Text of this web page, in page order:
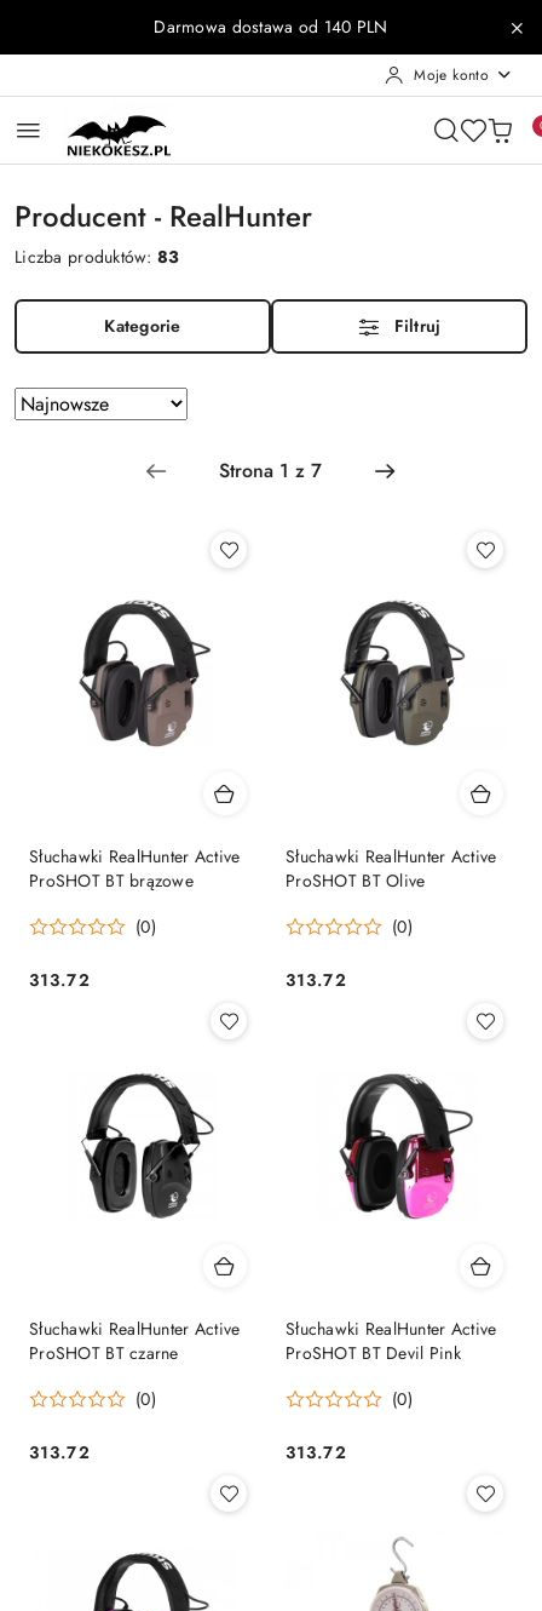
Przejdź do treści głównej
Przejdź do wyszukiwarki
Przejdź do moje konto
Przejdź do menu głównego
Przejdź do stopkiDarmowa dostawa od 140 PLN
Moje konto
Producent - RealHunter
Liczba produktów:83
Kategorie Filtruj
Zastosowano
sortowanie:
Sortuj
według
Słuchawki RealHunter Active
ProSHOT BT brązowe
(0)
Cena:
313.72
Słuchawki RealHunter Active
ProSHOT BT Olive
(0)
Cena:
313.72
Słuchawki RealHunter Active
ProSHOT BT czarne
(0)
Cena:
313.72
Słuchawki RealHunter Active
ProSHOT BT Devil Pink
(0)
Cena:
313.72